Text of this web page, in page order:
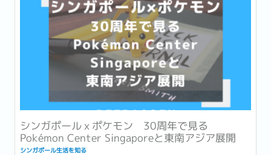
シンガポールｘポケモン 30周年で見る
Pokémon Center Singaporeと東南アジア展開
シンガポール生活を知る